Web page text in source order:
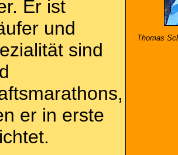
Er ist
und
sind
er in erste
Thomas